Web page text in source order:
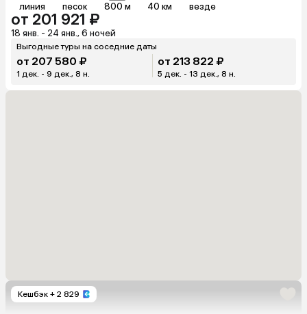
линия песок 800 м 40 км везде
от 201 921 ₽
18 янв. - 24 янв., 6 ночей
Выгодные туры на соседние даты
от 207 580 ₽
1 дек. - 9 дек., 8 н.
от 213 822 ₽
5 дек. - 13 дек., 8 н.
Кешбэк + 2 829